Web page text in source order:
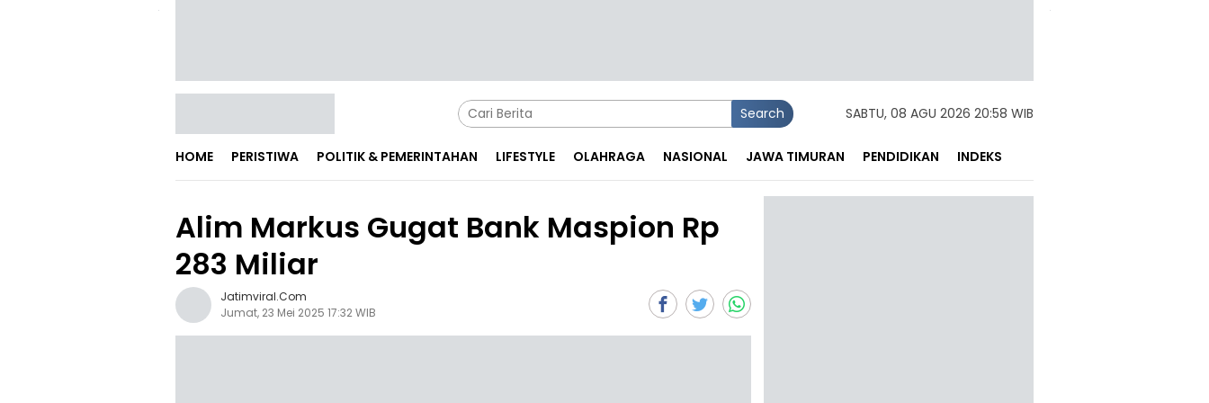
Search SABTU, 08 AGU 2026 20:58 WIB
HOME PERISTIWA POLITIK & PEMERINTAHAN LIFESTYLE OLAHRAGA NASIONAL JAWA TIMURAN PENDIDIKAN INDEKS
Alim Markus Gugat Bank Maspion Rp
283 Miliar
Jatimviral.com
Jumat, 23 Mei 2025 17:32 WIB